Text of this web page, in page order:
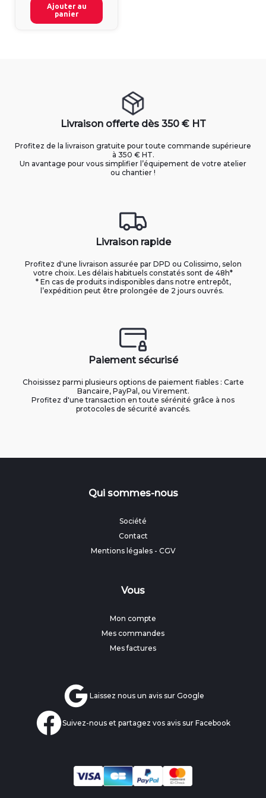
Ajouter au
panier
Livraison offerte dès 350 € HT
Profitez de la livraison gratuite pour toute commande supérieure
à 350 € HT.
Un avantage pour vous simplifier l’équipement de votre atelier
ou chantier !
Livraison rapide
Profitez d'une livraison assurée par DPD ou Colissimo, selon
votre choix. Les délais habituels constatés sont de 48h*
* En cas de produits indisponibles dans notre entrepôt,
l’expédition peut être prolongée de 2 jours ouvrés.
Paiement sécurisé
Choisissez parmi plusieurs options de paiement fiables : Carte
Bancaire, PayPal, ou Virement.
Profitez d'une transaction en toute sérénité grâce à nos
protocoles de sécurité avancés.
Qui sommes-nous
Société
Contact
Mentions légales- CGV
Vous
Mon compte
Mes commandes
Mes factures
Laissez nous un avis sur Google
Suivez-nous et partagez vos avis sur Facebook